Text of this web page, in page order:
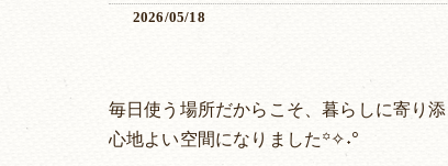
2026/05/18
毎日使う場所だからこそ、暮らしに寄り
心地よい空間になりました꙳✧˖°